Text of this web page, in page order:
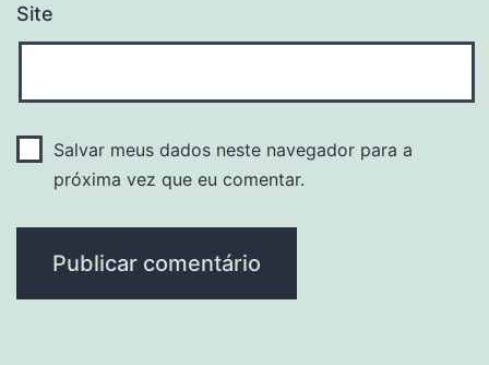
Site
Salvar meus dados neste navegador para a
próxima vez que eu comentar.